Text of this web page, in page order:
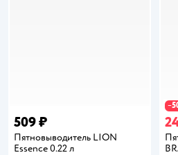
509 ₽
Пятновыводитель LION
Essence 0.22 л
−